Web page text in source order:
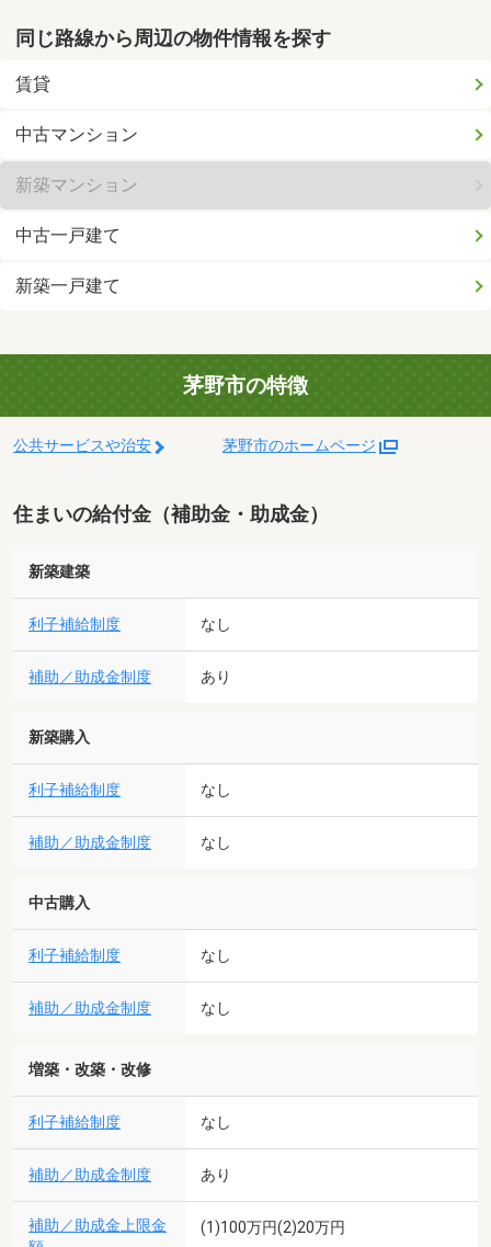
同じ路線から周辺の物件情報を探す
賃貸
中古マンション
新築マンション
中古一戸建て
新築一戸建て
茅野市の特徴
公共サービスや治安 茅野市のホームページ
住まいの給付金（補助金・助成金）
新築建築
利子補給制度 なし
補助／助成金制度 あり
新築購入
利子補給制度 なし
補助／助成金制度 なし
中古購入
利子補給制度 なし
補助／助成金制度 なし
増築・改築・改修
利子補給制度 なし
補助／助成金制度 あり
補助／助成金上限金
(1)100万円(2)20万円